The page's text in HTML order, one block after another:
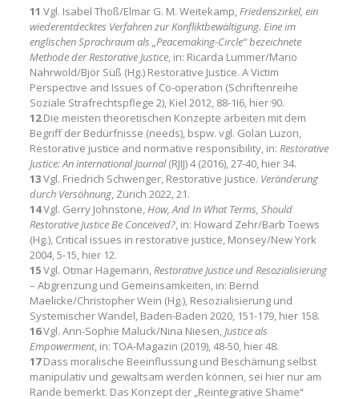
11 Vgl. Isabel Thoß/Elmar G. M. Weitekamp,Friedenszirkel, ein
wiederentdecktes Verfahren zur Konfliktbewältigung. Eine im
englischen Sprachraum als „Peacemaking-Circle“ bezeichnete
Methode der Restorative Justice, in: Ricarda Lummer/Mario
Nahrwold/Björ Süß (Hg.) Restorative Justice. A Victim
Perspective and Issues of Co-operation (Schriftenreihe
Soziale Strafrechtspflege 2), Kiel 2012, 88-1I6, hier 90.
12Die meisten theoretischen Konzepte arbeiten mit dem
Begriff der Bedürfnisse (needs), bspw. vgl. Golan Luzon,
Restorative justice and normative responsibility, in: Restorative
Justice: An international Journal(RJIJ) 4 (2016), 27-40, hier 34.
13Vgl. Friedrich Schwenger, Restorative justice. Veränderung
durch Versöhnung, Zürich 2022, 21.
14Vgl. Gerry Johnstone,How, And In What Terms, Should
Restorative Justice Be Conceived?, in: Howard Zehr/Barb Toews
(Hg.), Critical issues in restorative justice, Monsey/New York
2004, 5-15, hier 12.
15Vgl. Otmar Hagemann,Restorative Justice und Resozialisierung
– Abgrenzung und Gemeinsamkeiten, in: Bernd
Maelicke/Christopher Wein (Hg.), Resozialisierung und
Systemischer Wandel, Baden-Baden 2020, 151-179, hier 158.
16Vgl. Ann-Sophie Maluck/Nina Niesen,Justice als
Empowerment, in: TOA-Magazin (2019), 48-50, hier 48.
17Dass moralische Beeinflussung und Beschämung selbst
manipulativ und gewaltsam werden können, sei hier nur am
Rande bemerkt. Das Konzept der „Reintegrative Shame“